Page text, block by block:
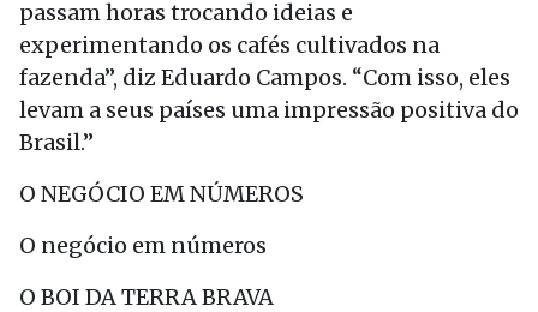
passam horas trocando ideias e
experimentando os cafés cultivados na
fazenda”, diz Eduardo Campos. “Com isso, eles
levam a seus países uma impressão positiva do
Brasil.”
O NEGÓCIO EM NÚMEROS
O negócio em números
O BOI DA TERRA BRAVA